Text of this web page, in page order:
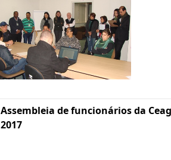
Assembleia de funcionários da
2017